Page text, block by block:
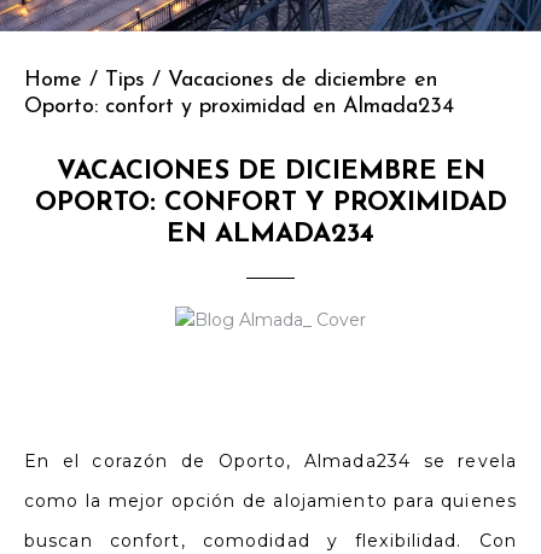
Home / Tips / Vacaciones de diciembre en
Oporto: confort y proximidad en Almada234
VACACIONES DE DICIEMBRE EN
OPORTO: CONFORT Y PROXIMIDAD
EN ALMADA234
En el corazón de Oporto, Almada234 se revela
como la mejor opción de alojamiento para quienes
buscan confort, comodidad y flexibilidad. Con